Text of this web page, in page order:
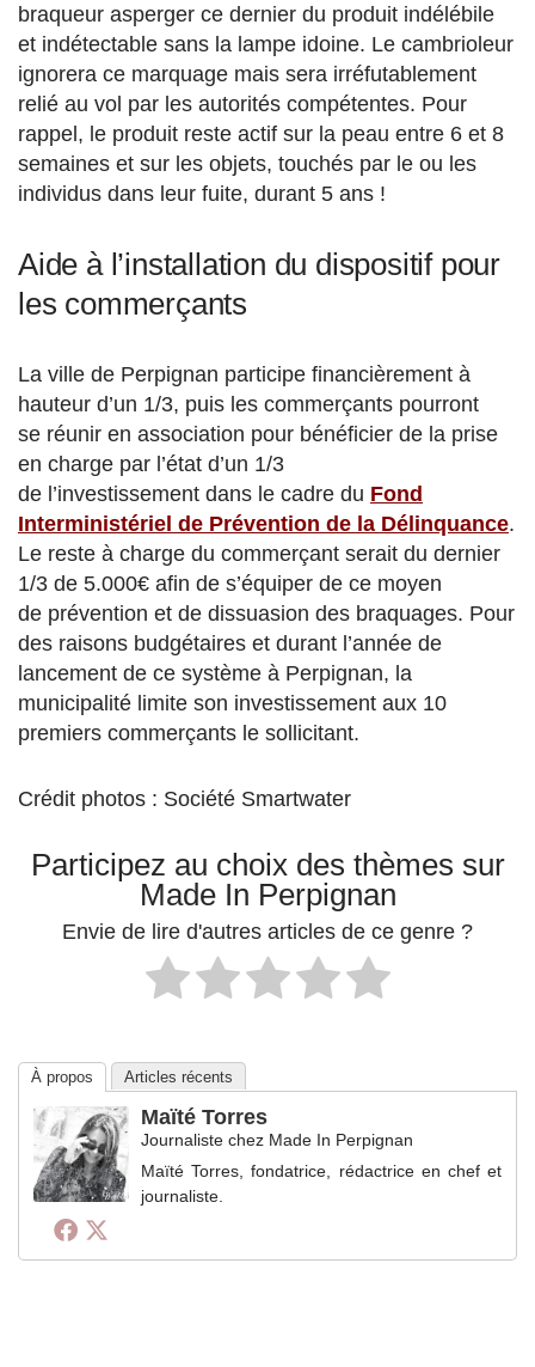
braqueur asperger ce dernier du produit indélébile
et indétectable sans la lampe idoine. Le cambrioleur
ignorera ce marquage mais sera irréfutablement
relié au vol par les autorités compétentes. Pour
rappel, le produit reste actif sur la peau entre 6 et 8
semaines et sur les objets, touchés par le ou les
individus dans leur fuite, durant 5 ans !
Aide à l’installation du dispositif pour
les commerçants
La ville de Perpignan participe financièrement à
hauteur d’un 1/3, puis les commerçants pourront
se réunir en association pour bénéficier de la prise
en charge par l’état d’un 1/3
de l’investissement dans le cadre du Fond
Interministériel de Prévention de la Délinquance.
Le reste à charge du commerçant serait du dernier
1/3 de 5.000€ afin de s’équiper de ce moyen
de prévention et de dissuasion des braquages. Pour
des raisons budgétaires et durant l’année de
lancement de ce système à Perpignan, la
municipalité limite son investissement aux 10
premiers commerçants le sollicitant.
Crédit photos : Société Smartwater
Participez au choix des thèmes sur
Made In Perpignan
Envie de lire d'autres articles de ce genre ?
À propos Articles récents
Maïté Torres
Journaliste chez Made In Perpignan
Maïté Torres, fondatrice, rédactrice en chef et
journaliste.